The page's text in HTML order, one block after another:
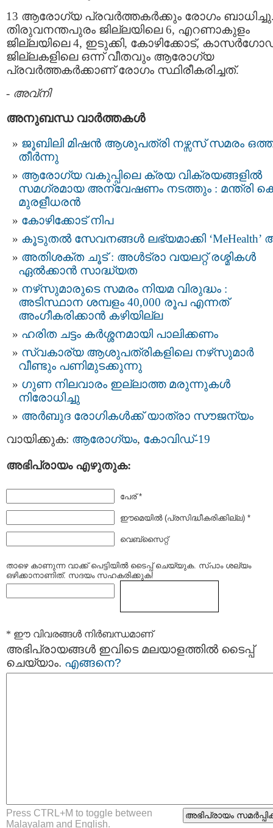
13 ആരോഗ്യ പ്രവര്‍ത്തകര്‍ക്കും രോഗം
തിരുവനന്തപുരം ജില്ലയിലെ 6, എറണാകുളം
ജില്ലയിലെ 4, ഇടുക്കി, കോഴിക്കോട്,
ജില്ലകളിലെ ഒന്ന് വീതവും ആരോഗ്യ
പ്രവര്‍ത്തകര്‍ക്കാണ് രോഗം സ്ഥിരീകരിച്ചത്.
- അവ്നി
അനുബന്ധ വാര്‍ത്തകള്‍
ജൂബിലി മിഷൻ ആശുപത്രി നഴ്സസ് സമരം
തീർന്നു
ആരോഗ്യ വകുപ്പിലെ ക്രയ വിക്രയങ്ങളിൽ
സമഗ്രമായ അന്വേഷണം നടത്തും : മന്ത്രി
മുരളീധരൻ
കോഴിക്കോട് നിപ
കൂടുതൽ സേവനങ്ങൾ ലഭ്യമാക്കി ‘MeHealth’
അതിശക്ത ചൂട് : അള്‍ട്രാ വയലറ്റ് രശ്മികള്‍
ഏല്‍ക്കാന്‍ സാദ്ധ്യത
നഴ്‌സുമാരുടെ സമരം നിയമ വിരുദ്ധം :
അടിസ്ഥാന ശമ്പളം 40,000 രൂപ എന്നത്
അംഗീകരിക്കാൻ കഴിയില്ല
ഹരിത ചട്ടം കർശ്ശനമായി പാലിക്കണം
സ്വകാര്യ ആശുപത്രികളിലെ നഴ്‌സുമാർ
വീണ്ടും പണിമുടക്കുന്നു
ഗുണ നിലവാരം ഇല്ലാത്ത മരുന്നുകൾ
നിരോധിച്ചു
അർബുദ രോഗികൾക്ക് യാത്രാ സൗജന്യം
വായിക്കുക: ആരോഗ്യം, കോവിഡ്-19
അഭിപ്രായം എഴുതുക:
പേര് *
ഈമെയില്‍ (പ്രസിദ്ധീകരിക്കില്ല) *
വെബ്സൈറ്റ്
താഴെ കാണുന്ന വാക്ക് പെട്ടിയില്‍ ടൈപ്പ്‌ ചെയ്യുക. സ്പാം ശല്യം
ഒഴിക്കാനാണിത്. സദയം സഹകരിക്കുക!
* ഈ വിവരങ്ങള്‍ നിര്‍ബന്ധമാണ്
അഭിപ്രായങ്ങള്‍ ഇവിടെ മലയാളത്തില്‍ ടൈപ്പ്
ചെയ്യാം. എങ്ങനെ?
Press CTRL+M to toggle between
Malayalam and English.